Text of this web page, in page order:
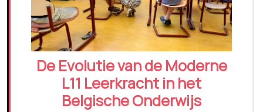
De Evolutie van de Moderne
L11 Leerkracht in het
Belgische Onderwijs